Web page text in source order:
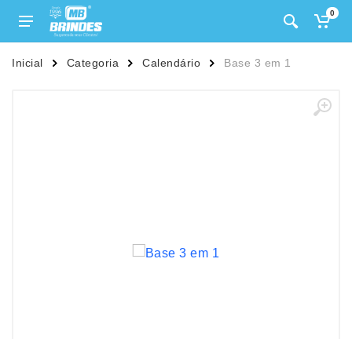
0
Inicial Categoria Calendário Base 3 em 1